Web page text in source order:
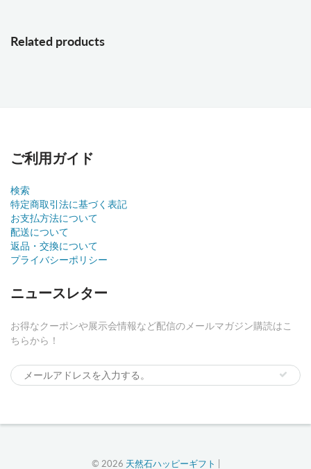
Related products
ご利用ガイド
検索
特定商取引法に基づく表記
お支払方法について
配送について
返品・交換について
プライバシーポリシー
ニュースレター
お得なクーポンや展示会情報など配信のメールマガジン購読はこ
ちらから！
© 2026 天然石ハッピーギフト